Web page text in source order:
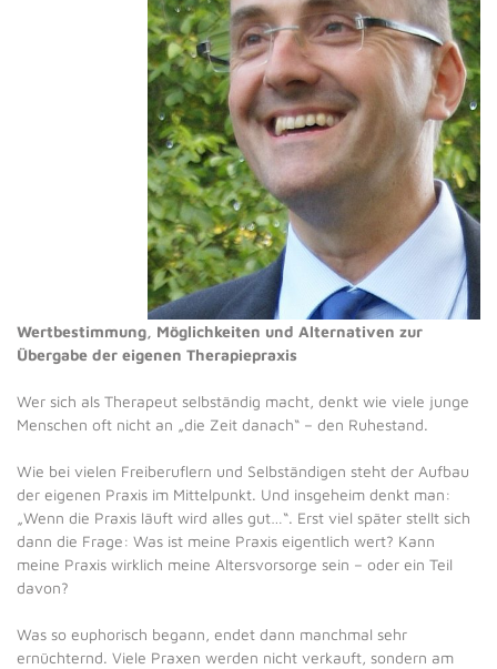
Wertbestimmung, Möglichkeiten und Alternativen zur
Übergabe der eigenen Therapiepraxis
Wer sich als Therapeut selbständig macht, denkt wie viele junge
Menschen oft nicht an „die Zeit danach“ – den Ruhestand.
Wie bei vielen Freiberuflern und Selbständigen steht der Aufbau
der eigenen Praxis im Mittelpunkt. Und insgeheim denkt man:
„Wenn die Praxis läuft wird alles gut…“. Erst viel später stellt sich
dann die Frage: Was ist meine Praxis eigentlich wert? Kann
meine Praxis wirklich meine Altersvorsorge sein – oder ein Teil
davon?
Was so euphorisch begann, endet dann manchmal sehr
ernüchternd. Viele Praxen werden nicht verkauft, sondern am